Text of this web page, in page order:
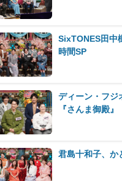
SixTONES田中
時間SP
ディーン・フ
『さんま御殿』
君島十和子、か